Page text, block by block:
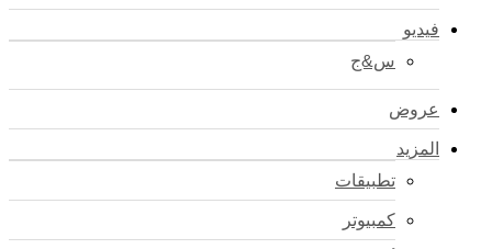
فيديو
س&ج
عروض
المزيد
تطبيقات
كمبيوتر